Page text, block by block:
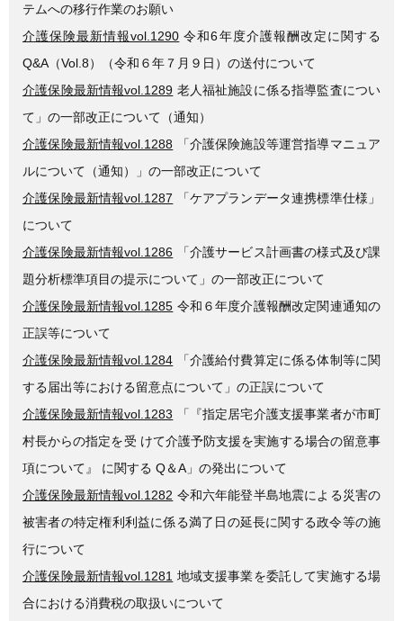
テムへの移行作業のお願い
介護保険最新情報vol.1290 令和6年度介護報酬改定に関する
Q&A（Vol.8）（令和６年７月９日）の送付について
介護保険最新情報vol.1289 老人福祉施設に係る指導監査につい
て」の一部改正について（通知）
介護保険最新情報vol.1288 「介護保険施設等運営指導マニュア
ルについて（通知）」の一部改正について
介護保険最新情報vol.1287 「ケアプランデータ連携標準仕様」
について
介護保険最新情報vol.1286 「介護サービス計画書の様式及び課
題分析標準項目の提示について」の一部改正について
介護保険最新情報vol.1285 令和６年度介護報酬改定関連通知の
正誤等について
介護保険最新情報vol.1284 「介護給付費算定に係る体制等に関
する届出等における留意点について」の正誤について
介護保険最新情報vol.1283 「『指定居宅介護支援事業者が市町
村長からの指定を受 けて介護予防支援を実施する場合の留意事
項について』 に関する Q＆A」の発出について
介護保険最新情報vol.1282 令和六年能登半島地震による災害の
被害者の特定権利利益に係る満了日の延長に関する政令等の施
行について
介護保険最新情報vol.1281 地域支援事業を委託して実施する場
合における消費税の取扱いについて